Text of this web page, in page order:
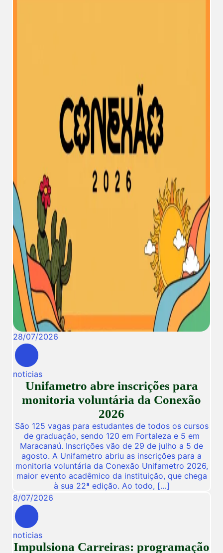
28/07/2026
noticias
Unifametro abre inscrições para
monitoria voluntária da Conexão
2026
São 125 vagas para estudantes de todos os cursos
de graduação, sendo 120 em Fortaleza e 5 em
Maracanaú. Inscrições vão de 29 de julho a 5 de
agosto. A Unifametro abriu as inscrições para a
monitoria voluntária da Conexão Unifametro 2026,
maior evento acadêmico da instituição, que chega
à sua 22ª edição. Ao todo, […]
8/07/2026
noticias
Impulsiona Carreiras: programação